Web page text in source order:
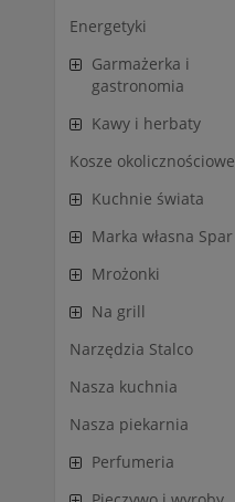
Energetyki
Garmażerka i
gastronomia
Kawy i herbaty
Kosze okolicznościowe
Kuchnie świata
Marka własna Spar
Mrożonki
Na grill
Narzędzia Stalco
Nasza kuchnia
Nasza piekarnia
Perfumeria